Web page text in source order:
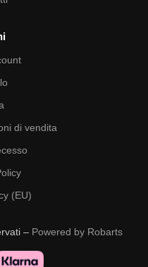
di vendita
(EU)
– Powered by Robarts